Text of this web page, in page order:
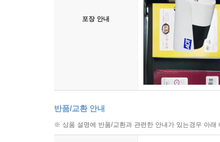
포장 안내
반품/교환 안내
※ 상품 설명에 반품/교환과 관련한 안내가 있는경우 아